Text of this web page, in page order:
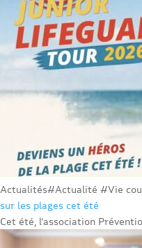
Actualités#Actualité #Vie
sur les plages cet été
Cet été, l’association